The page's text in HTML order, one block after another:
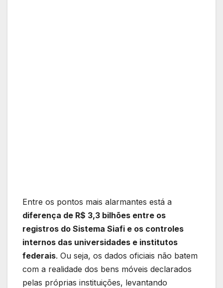
Entre os pontos mais alarmantes está a
diferença de R$ 3,3 bilhões entre os
registros do Sistema Siafi e os controles
internos das universidades e institutos
federais. Ou seja, os dados oficiais não batem
com a realidade dos bens móveis declarados
pelas próprias instituições, levantando